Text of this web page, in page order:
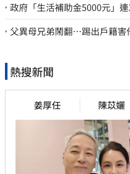
政府「生活補助金5000元」
棄
父異母兄弟鬧翻…踢出戶籍害
熱搜新聞
姜厚任 陳苡孋